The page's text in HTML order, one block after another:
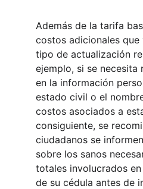
Además de la tarifa
costos adicionales que
tipo de actualización
ejemplo, si se necesita
en la información
estado civil o el
costos asociados a
consiguiente, se
ciudadanos se
sobre los sanos
totales involucrados
de su cédula antes de